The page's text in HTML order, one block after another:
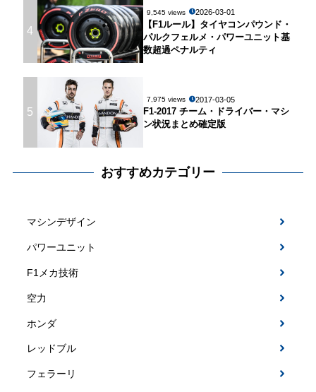
4
9,545 views 2026-03-01
【F1ルール】タイヤコンパウンド・
パルクフェルメ・パワーユニット基
数超過ペナルティ
5
7,975 views 2017-03-05
F1-2017 チーム・ドライバー・マシ
ン状況まとめ確定版
おすすめカテゴリー
マシンデザイン
パワーユニット
F1メカ技術
空力
ホンダ
レッドブル
フェラーリ